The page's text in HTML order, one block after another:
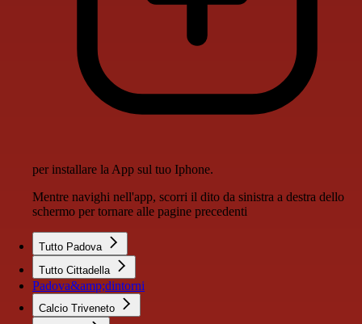
per installare la App sul tuo Iphone.
Mentre navighi nell'app, scorri il dito da sinistra a destra dello
schermo per tornare alle pagine precedenti
Tutto Padova
Tutto Cittadella
Padova&amp;dintorni
Calcio Triveneto